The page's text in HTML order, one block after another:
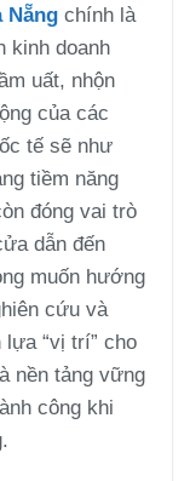
Nẵngchính là
kinh doanh
uất, nhộn
của các
tế sẽ như
tiềm năng
đóng vai trò
dẫn đến
muốn hướng
cứu và
“vị trí” cho
nền tảng vững
công khi